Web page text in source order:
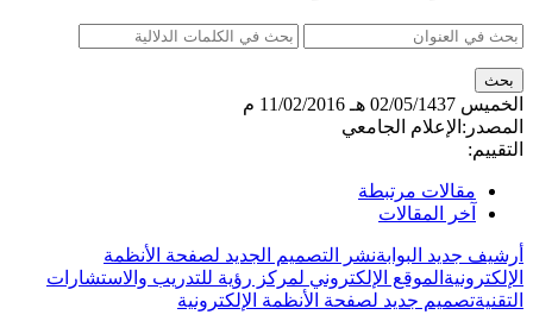
الخميس 02/05/1437 هـ
11/02/2016 م
المصدر: الإعلام الجامعي
التقييم:
مقالات مرتبطة
آخر المقالات
أرشيف جديد البوابةنشر التصميم الجديد لصفحة الأنظمة
الإلكترونية الموقع الإلكتروني لمركز رؤية للتدريب والاستشارات
التقنيةتصميم جديد لصفحة الأنظمة الإلكترونية